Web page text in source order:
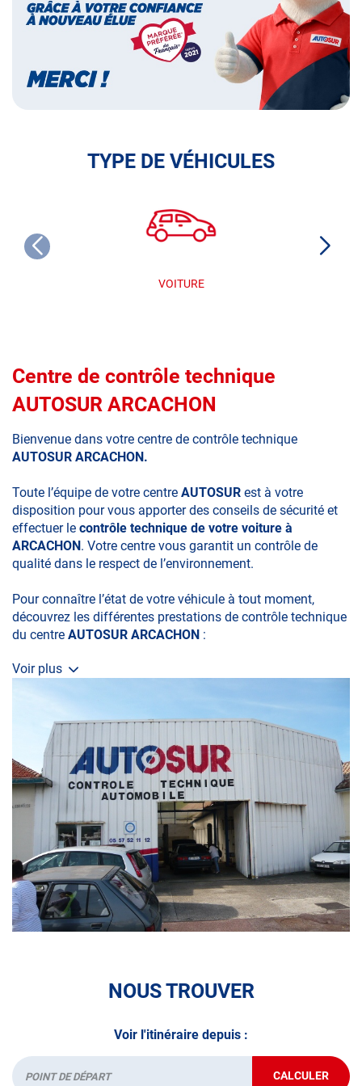
TYPE DE VÉHICULES
VOITURE
Centre de contrôle technique
AUTOSUR ARCACHON
Bienvenue dans votre centre de contrôle technique
AUTOSUR ARCACHON.
Toute l’équipe de votre centre AUTOSUR est à votre
disposition pour vous apporter des conseils de sécurité et
effectuer le contrôle technique de votre voiture à
ARCACHON . Votre centre vous garantit un contrôle de
qualité dans le respect de l’environnement.
Pour connaître l’état de votre véhicule à tout moment,
découvrez les différentes prestations de contrôle technique
du centre AUTOSUR ARCACHON :
• le contrôle technique obligatoire
• le contrôle pollution
• le contrôle des véhicules hybrides ou électriques
• le contrôle technique des véhicules GPL/Gaz*
• le contrôle de la Catégorie L (moto, scooter, mobylette, 3
roues, quad, voiturette, voiture sans permis)
• le pré-contrôle contrôle technique ou contrôle technique
volontaire / partiel
A très bientôt chezAUTOSUR ARCACHON
*Prestation à vérifier auprès du centre
Voir plus
NOUS TROUVER
Voir l'itinéraire depuis :
CALCULER
JUSQU'AU